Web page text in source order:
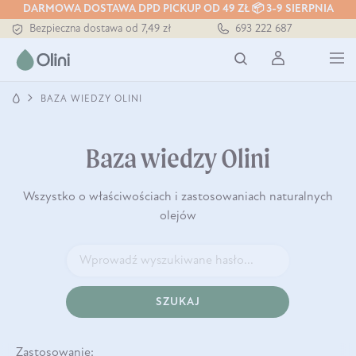
DARMOWA DOSTAWA DPD PICKUP OD 49 ZŁ 📦 3-9 SIERPNIA
Bezpieczna dostawa od 7,49 zł
Darmowa dostawa od 199 zł
Tłoczony zawsze na zimno
693 222 687
BAZA WIEDZY OLINI
Baza wiedzy Olini
Wszystko o właściwościach i zastosowaniach naturalnych
olejów
SZUKAJ
Zastosowanie: